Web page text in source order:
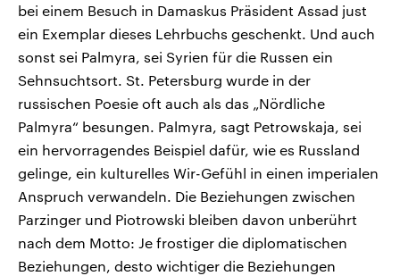
bei einem Besuch in Damaskus Präsident Assad just
ein Exemplar dieses Lehrbuchs geschenkt. Und auch
sonst sei Palmyra, sei Syrien für die Russen ein
Sehnsuchtsort. St. Petersburg wurde in der
russischen Poesie oft auch als das „Nördliche
Palmyra“ besungen. Palmyra, sagt Petrowskaja, sei
ein hervorragendes Beispiel dafür, wie es Russland
gelinge, ein kulturelles Wir-Gefühl in einen imperialen
Anspruch verwandeln. Die Beziehungen zwischen
Parzinger und Piotrowski bleiben davon unberührt
nach dem Motto: Je frostiger die diplomatischen
Beziehungen, desto wichtiger die Beziehungen